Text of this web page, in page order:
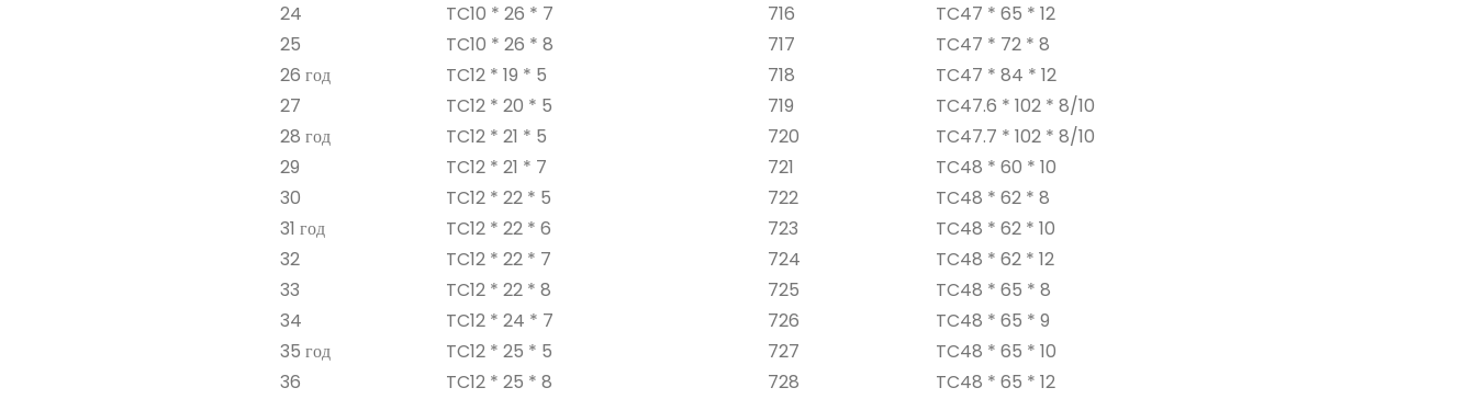
24
TC10 * 26 * 7 716
TC47 * 65 * 12
25
TC10 * 26 * 8 717
TC47 * 72 * 8
26 год
TC12 * 19 * 5 718
TC47 * 84 * 12
27
TC12 * 20 * 5 719
TC47.6 * 102 * 8/10
28 год
TC12 * 21 * 5 720
TC47.7 * 102 * 8/10
29
TC12 * 21 * 7 721
TC48 * 60 * 10
30
TC12 * 22 * ​​5 722
TC48 * 62 * 8
31 год
TC12 * 22 * ​​6 723
TC48 * 62 * 10
32
TC12 * 22 * ​​7 724
TC48 * 62 * 12
33
TC12 * 22 * ​​8 725
TC48 * 65 * 8
34
TC12 * 24 * 7 726
TC48 * 65 * 9
35 год
TC12 * 25 * 5 727
TC48 * 65 * 10
36
TC12 * 25 * 8 728
TC48 * 65 * 12